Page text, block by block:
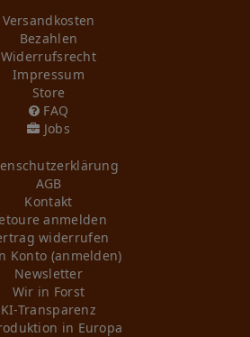
Versandkosten
Bezahlen
Widerrufs­recht
Impressum
Store
FAQ
Jobs
AGB
Kontakt
anmelden
widerrufen
Konto (anmelden)
Newsletter
Wir in Forst
KI-Transparenz
in Europa